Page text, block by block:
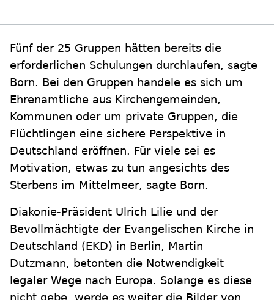
Fünf der 25 Gruppen hätten bereits die
erforderlichen Schulungen durchlaufen, sagte
Born. Bei den Gruppen handele es sich um
Ehrenamtliche aus Kirchengemeinden,
Kommunen oder um private Gruppen, die
Flüchtlingen eine sichere Perspektive in
Deutschland eröffnen. Für viele sei es
Motivation, etwas zu tun angesichts des
Sterbens im Mittelmeer, sagte Born.
Diakonie-Präsident Ulrich Lilie und der
Bevollmächtigte der Evangelischen Kirche in
Deutschland (EKD) in Berlin, Martin
Dutzmann, betonten die Notwendigkeit
legaler Wege nach Europa. Solange es diese
nicht gebe, werde es weiter die Bilder von